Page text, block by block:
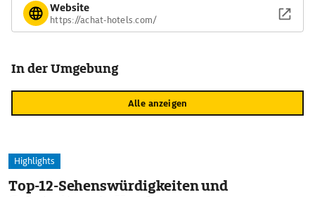
Website
https://achat-hotels.com/
In der Umgebung
Alle anzeigen
Highlights
Top-12-Sehenswürdigkeiten und